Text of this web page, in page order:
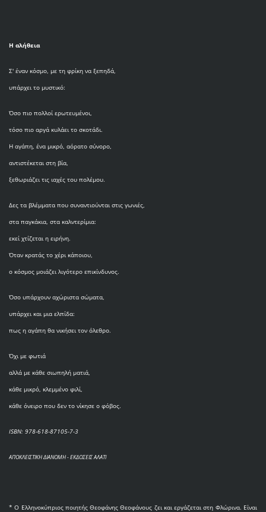
Η αλήθεια
Σ' έναν κόσμο, με τη φρίκη να ξεπηδά,
υπάρχει το μυστικό:
Όσο πιο πολλοί ερωτευμένοι,
τόσο πιο αργά κυλάει το σκοτάδι.
Η αγάπη, ένα μικρό, αόρατο σύνορο,
αντιστέκεται στη βία,
ξεθωριάζει τις ιαχές του πολέμου.
Δες τα βλέμματα που συναντιούνται στις γωνιές,
στα παγκάκια, στα καλντερίμια:
εκεί χτίζεται η ειρήνη.
Όταν κρατάς το χέρι κάποιου,
ο κόσμος μοιάζει λιγότερο επικίνδυνος.
Όσο υπάρχουν αχώριστα σώματα,
υπάρχει και μια ελπίδα:
πως η αγάπη θα νικήσει τον όλεθρο.
Όχι με φωτιά
αλλά με κάθε σιωπηλή ματιά,
κάθε μικρό, κλεμμένο φιλί,
κάθε όνειρο που δεν το νίκησε ο φόβος.
ISBN: 978-618-87105-7-3
ΑΠΟΚΛΕΙΣΤΙΚΗ ΔΙΑΝΟΜΗ - ΕΚΔΟΣΕΙΣ ΑΛΑΤΙ
* O Eλληνοκύπριος ποιητής Θεοφάνης Θεοφάνους ζει και εργάζεται στη Φλώρινα. Είναι